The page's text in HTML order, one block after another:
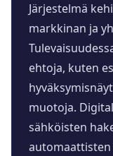
Järjestelmä
markkinan ja
ehtoja, kuten
muotoja.
sähköisten